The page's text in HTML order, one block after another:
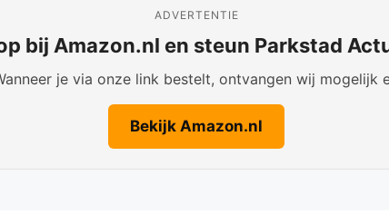
ADVERTENTIE
bij Amazon.nl en steun Parkstad
je via onze link bestelt, ontvangen wij
Bekijk Amazon.nl